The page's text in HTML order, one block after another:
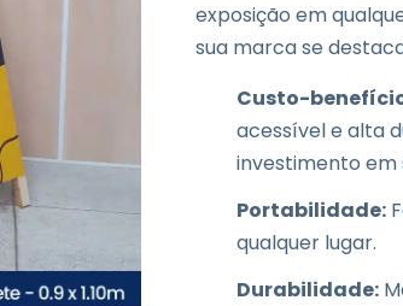
exposição em
sua marca se
Custo-
acessível e alta
investimento em
Portabilidade:
qualquer lugar.
Durabilidade: